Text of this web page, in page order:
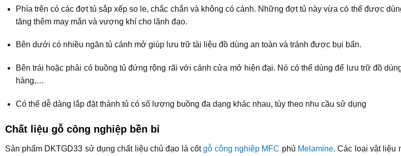
Phía trên có các đợt tủ sắp xếp so le, chắc chắn và không có cánh. Những đợt tủ này vừa có thể được
tăng thêm may mắn và vượng khí cho lãnh đạo.
Bên dưới có nhiều ngăn tủ cánh mở giúp lưu trữ tài liệu đồ dùng an toàn và tránh được bụi bẩn.
Bên trái hoặc phải có buồng tủ đứng rộng rãi với cánh cửa mở hiện đại. Nó có thể dùng để lưu trữ đồ
hàng,…
Có thể dễ dàng lắp đặt thành tủ có số lượng buồng đa dạng khác nhau, tùy theo nhu cầu sử dụng
Chất liệu gỗ công nghiệp bền bỉ
Sản phẩm DKTGD33 sử dụng chất liệu chủ đạo là cốtgỗ công nghiệp MFC phủ Melamine. Các loại vật liệu